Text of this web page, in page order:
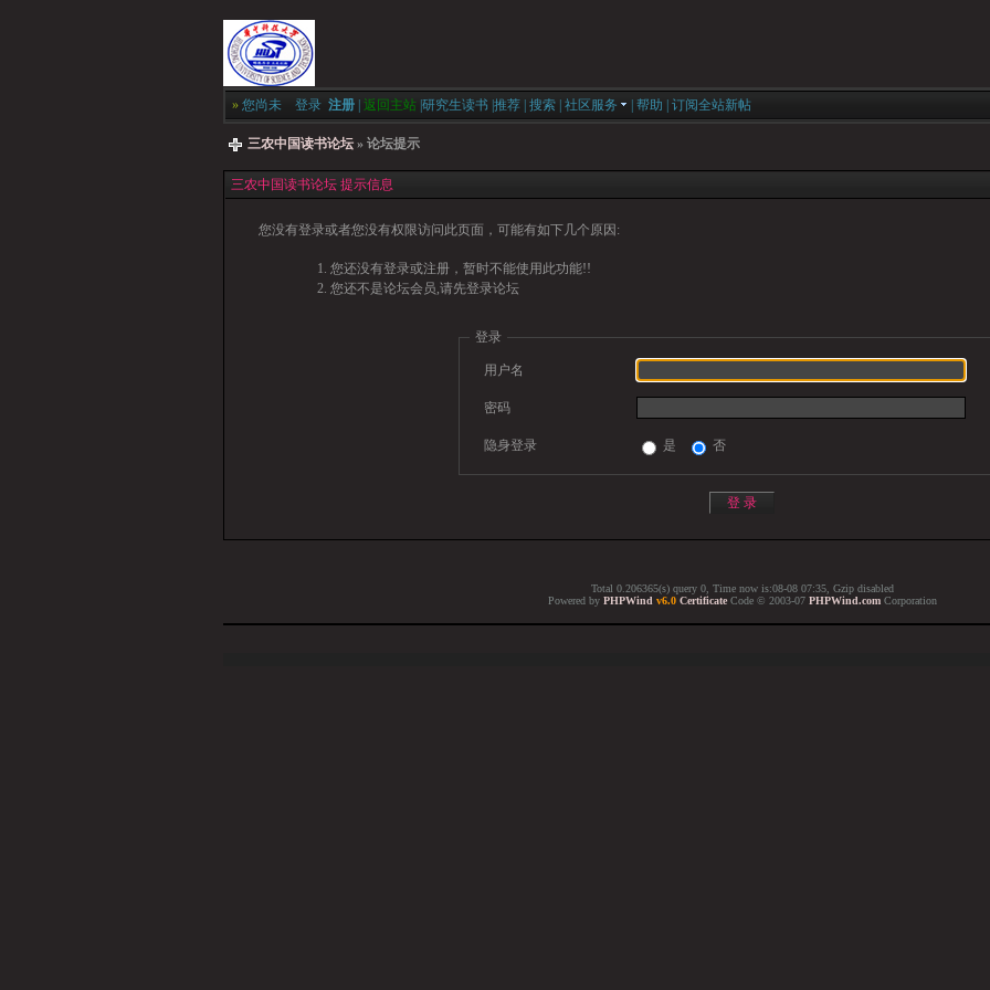
» 您尚未 登录 注册 返回主站 研究生读书 推荐 搜索 社区服务 帮助 订阅全站新帖
三农中国读书论坛 » 论坛提示
三农中国读书论坛 提示信息
您没有登录或者您没有权限访问此页面，可能有如下几个原因:
您还没有登录或注册，暂时不能使用此功能!!
您还不是论坛会员,请先登录论坛
登录
用户名
密码
隐身登录 是 否
Total 0.206365(s) query 0, Time now is:08-08 07:35, Gzip disabled
Powered by PHPWind v6.0 Certificate Code © 2003-07 PHPWind.com Corporation